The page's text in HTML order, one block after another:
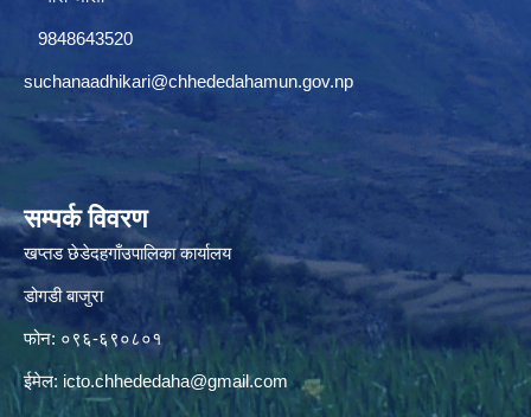
9848643520
suchanaadhikari@chhededahamun.gov.np
सम्पर्क विवरण
खप्तड छेडेदहगाँउपालिका कार्यालय
डोगडी बाजुरा
फोन: ०९६-६९०८०१
ईमेल: icto.chhededaha@gmail.com